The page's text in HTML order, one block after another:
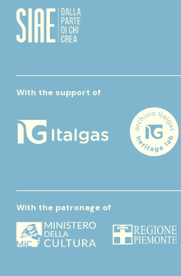
With the support of
With the patronage of